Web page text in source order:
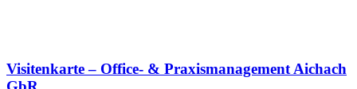
Visitenkarte – Office- & Praxismanagement Aichach